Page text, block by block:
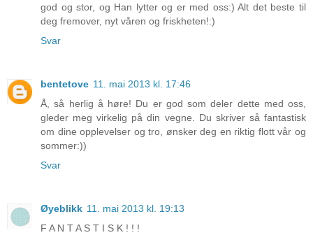
god og stor, og Han lytter og er med oss:) Alt det beste til
deg fremover, nyt våren og friskheten!:)
Svar
bentetove 11. mai 2013 kl. 17:46
Å, så herlig å høre! Du er god som deler dette med oss,
gleder meg virkelig på din vegne. Du skriver så fantastisk
om dine opplevelser og tro, ønsker deg en riktig flott vår og
sommer:))
Svar
Øyeblikk 11. mai 2013 kl. 19:13
F A N T A S T I S K ! ! !